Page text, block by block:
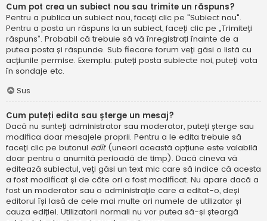
Cum pot crea un subiect nou sau trimite un răspuns?
Pentru a publica un subiect nou, faceți clic pe "Subiect nou".
Pentru a posta un răspuns la un subiect, faceți clic pe „Trimiteți
răspuns”. Probabil că trebuie să vă înregistrați înainte de a
putea posta și răspunde. Sub fiecare forum veți găsi o listă cu
acțiunile permise. Exemplu: puteți posta subiecte noi, puteți vota
în sondaje etc.
Sus
Cum puteți edita sau șterge un mesaj?
Dacă nu sunteți administrator sau moderator, puteți șterge sau
modifica doar mesajele proprii. Pentru a le edita trebuie să
faceți clic pe butonul edit (uneori această opțiune este valabilă
doar pentru o anumită perioadă de timp). Dacă cineva vă
editează subiectul, veți găsi un text mic care să indice că acesta
a fost modificat și de câte ori a fost modificat. Nu apare dacă a
fost un moderator sau o administrație care a editat-o, deși
editorul își lasă de cele mai multe ori numele de utilizator și
cauza ediției. Utilizatorii normali nu vor putea să-și șteargă